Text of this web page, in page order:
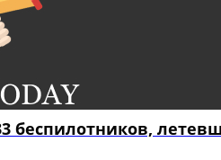
беспилотников,